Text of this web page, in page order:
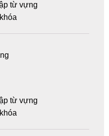
từ vựng
từ vựng